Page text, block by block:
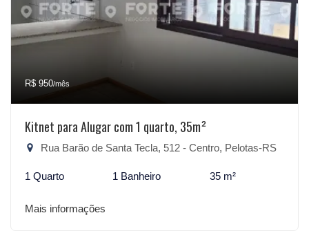
R$ 950/mês
Kitnet para Alugar com 1 quarto, 35m²
Rua Barão de Santa Tecla, 512 - Centro, Pelotas-RS
1 Quarto 1 Banheiro 35 m²
Mais informações